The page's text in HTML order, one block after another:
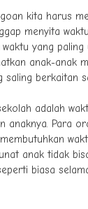
kita harus
menyita
yang paling
anak-anak
saling berkaitan
adalah
anaknya. Para
anak tidak
biasa